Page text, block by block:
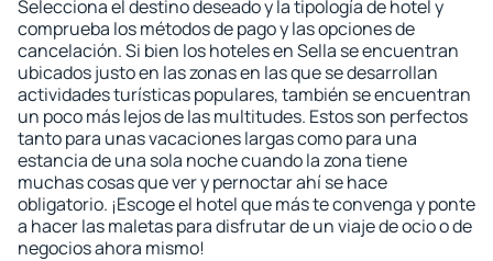
Selecciona el destino deseado y la tipología de hotel y
comprueba los métodos de pago y las opciones de
cancelación. Si bien los hoteles en Sella se encuentran
ubicados justo en las zonas en las que se desarrollan
actividades turísticas populares, también se encuentran
un poco más lejos de las multitudes. Estos son perfectos
tanto para unas vacaciones largas como para una
estancia de una sola noche cuando la zona tiene
muchas cosas que ver y pernoctar ahí se hace
obligatorio. ¡Escoge el hotel que más te convenga y ponte
a hacer las maletas para disfrutar de un viaje de ocio o de
negocios ahora mismo!